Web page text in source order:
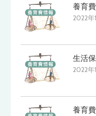
養育
2022年
生活
2022年
養育